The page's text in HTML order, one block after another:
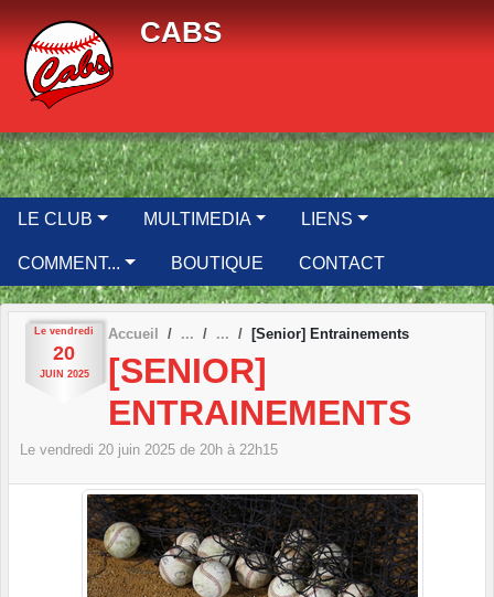
CABS
LE CLUB MULTIMEDIA LIENS
COMMENT... BOUTIQUE CONTACT
Le vendredi
20
JUIN 2025
Accueil [Senior] Entrainements
[SENIOR]
ENTRAINEMENTS
Le vendredi 20 juin 2025 de 20h à 22h15